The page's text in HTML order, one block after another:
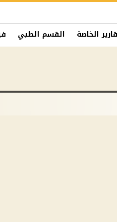
الخاصة القسم الطبي